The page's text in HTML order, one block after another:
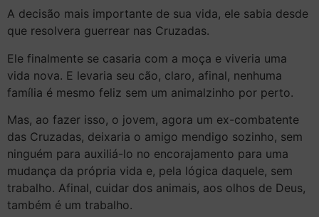
A decisão mais importante de sua vida, ele sabia desde
que resolvera guerrear nas Cruzadas.
Ele finalmente se casaria com a moça e viveria uma
vida nova. E levaria seu cão, claro, afinal, nenhuma
família é mesmo feliz sem um animalzinho por perto.
Mas, ao fazer isso, o jovem, agora um ex-combatente
das Cruzadas, deixaria o amigo mendigo sozinho, sem
ninguém para auxiliá-lo no encorajamento para uma
mudança da própria vida e, pela lógica daquele, sem
trabalho. Afinal, cuidar dos animais, aos olhos de Deus,
também é um trabalho.